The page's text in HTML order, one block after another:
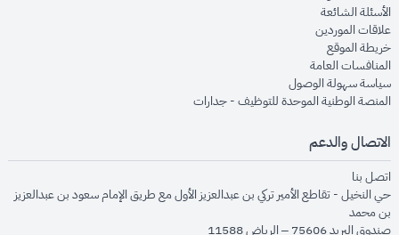
الأسئلة الشائعةopens in new window
علاقات الموردينopens in new window
خريطة الموقعopens in new window
المنافسات العامةopens in new window
سياسة سهولة الوصولopens in new window
المنصة الوطنية الموحدة للتوظيف - جداراتopens in new window
الاتصال والدعم
اتصل بنا
حي النخيل - تقاطع الأمير تركي بن عبدالعزيز الأول مع طريق الإمام سعود بن عبدالعزيز
بن محمد
صندوق البريد 75606 – الرياض 11588